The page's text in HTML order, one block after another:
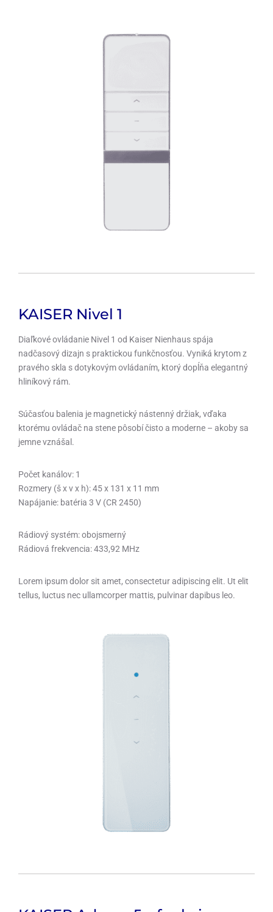
KAISER Nivel 1
Diaľkové ovládanie Nivel 1 od Kaiser Nienhaus spája
nadčasový dizajn s praktickou funkčnosťou. Vyniká krytom z
pravého skla s dotykovým ovládaním, ktorý dopĺňa elegantný
hliníkový rám.
Súčasťou balenia je magnetický nástenný držiak, vďaka
ktorému ovládač na stene pôsobí čisto a moderne – akoby sa
jemne vznášal.
Počet kanálov: 1
Rozmery (š x v x h): 45 x 131 x 11 mm
Napájanie: batéria 3 V (CR 2450)
Rádiový systém: obojsmerný
Rádiová frekvencia: 433,92 MHz
Lorem ipsum dolor sit amet, consectetur adipiscing elit. Ut elit
tellus, luctus nec ullamcorper mattis, pulvinar dapibus leo.